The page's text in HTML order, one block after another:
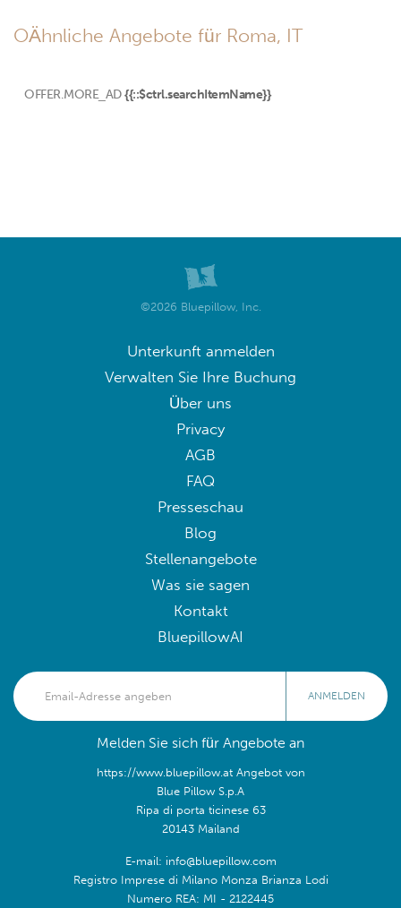
OÄhnliche Angebote für Roma, IT
OFFER.MORE_AD {{::$ctrl.searchItemName}}
©2026 Bluepillow, Inc.
Unterkunft anmelden
Verwalten Sie Ihre Buchung
Über uns
Privacy
AGB
FAQ
Presseschau
Blog
Stellenangebote
Was sie sagen
Kontakt
BluepillowAI
ANMELDEN
Melden Sie sich für Angebote an
https://www.bluepillow.at Angebot von
Blue Pillow S.p.A
Ripa di porta ticinese 63
20143 Mailand
E-mail: info@bluepillow.com
Registro Imprese di Milano Monza Brianza Lodi
Numero REA: MI - 2122445